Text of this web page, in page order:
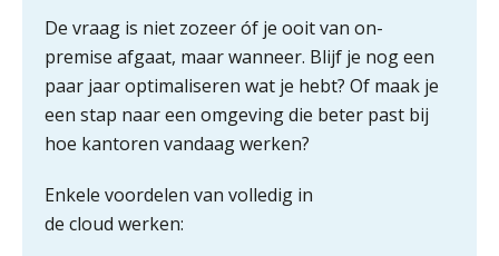
De vraag is niet zozeer óf je ooit van on-
premise afgaat, maar wanneer. Blijf je nog een
paar jaar optimaliseren wat je hebt? Of maak je
een stap naar een omgeving die beter past bij
hoe kantoren vandaag werken?
Enkele voordelen van volledig in
de cloud werken:
ontslaggrond: zo begeleid je jouw
Duizenden Nederlanders in de knel
door Amerikaanse belastingwet
Het functiegemak van de INT bij
en schenkbelasting.